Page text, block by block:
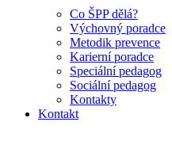
Co ŠPP dělá?
Výchovný poradce
Metodik prevence
Karierní poradce
Speciální pedagog
Sociální pedagog
Kontakty
Kontakt